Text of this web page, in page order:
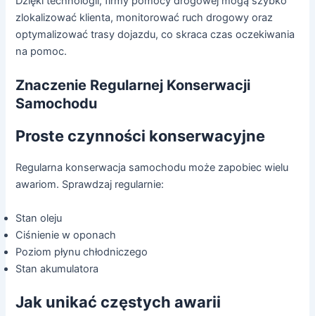
zlokalizować klienta, monitorować ruch drogowy oraz
optymalizować trasy dojazdu, co skraca czas oczekiwania
na pomoc.
Znaczenie Regularnej Konserwacji
Samochodu
Proste czynności konserwacyjne
Regularna konserwacja samochodu może zapobiec wielu
awariom. Sprawdzaj regularnie:
Stan oleju
Ciśnienie w oponach
Poziom płynu chłodniczego
Stan akumulatora
Jak unikać częstych awarii